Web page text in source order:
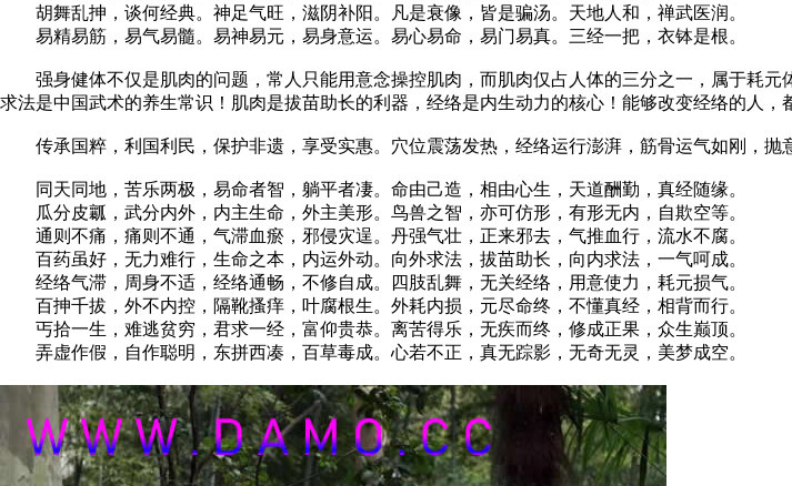
胡舞乱抻，谈何经典。神足气旺，滋阴补阳。凡是衰像，皆是骗汤。天地人和，禅武医润。
易精易筋，易气易髓。易神易元，易身意运。易心易命，易门易真。三经一把，衣钵是根。
强身健体不仅是肌肉的问题，常人只能用意念操控肌肉，而肌肉仅占人体的三分之一，属于耗元
求法是中国武术的养生常识！肌肉是拔苗助长的利器，经络是内生动力的核心！能够改变经络的人，
传承国粹，利国利民，保护非遗，享受实惠。穴位震荡发热，经络运行澎湃，筋骨运气如刚，抛
同天同地，苦乐两极，易命者智，躺平者凄。命由己造，相由心生，天道酬勤，真经随缘。
瓜分皮瓤，武分内外，内主生命，外主美形。鸟兽之智，亦可仿形，有形无内，自欺空等。
通则不痛，痛则不通，气滞血瘀，邪侵灾逞。丹强气壮，正来邪去，气推血行，流水不腐。
百药虽好，无力难行，生命之本，内运外动。向外求法，拔苗助长，向内求法，一气呵成。
经络气滞，周身不适，经络通畅，不修自成。四肢乱舞，无关经络，用意使力，耗元损气。
百抻千拔，外不内控，隔靴搔痒，叶腐根生。外耗内损，元尽命终，不懂真经，相背而行。
丐拾一生，难逃贫穷，君求一经，富仰贵恭。离苦得乐，无疾而终，修成正果，众生巅顶。
弄虚作假，自作聪明，东拼西凑，百草毒成。心若不正，真无踪影，无奇无灵，美梦成空。